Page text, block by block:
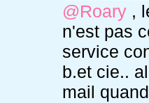
@Roary,
n'est pas
service
b.et cie..
mail